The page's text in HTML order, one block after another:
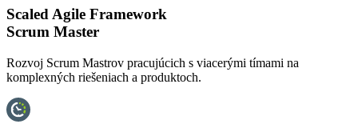
Scaled Agile Framework
Scrum Master
Rozvoj Scrum Mastrov pracujúcich s viacerými tímami na
komplexných riešeniach a produktoch.